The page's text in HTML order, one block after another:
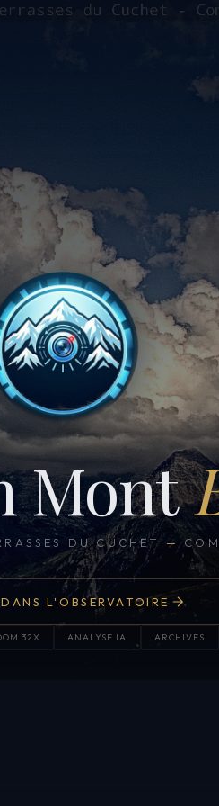
Mont
DU CUCHET —
L'OBSERVATOIRE
32X ANALYSE IA ARCHIVES